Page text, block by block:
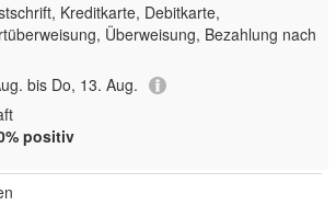
Kreditkarte, Debitkarte,
Überweisung, Bezahlung nach
bis Do, 13. Aug.
positiv